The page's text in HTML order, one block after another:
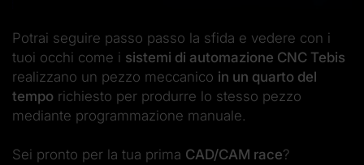
Potrai seguire passo passo la sfida e vedere con i
tuoi occhi come i sistemi di automazione CNC Tebis
realizzano un pezzo meccanico in un quarto del
tempo richiesto per produrre lo stesso pezzo
mediante programmazione manuale.
Sei pronto per la tua prima CAD/CAM race?